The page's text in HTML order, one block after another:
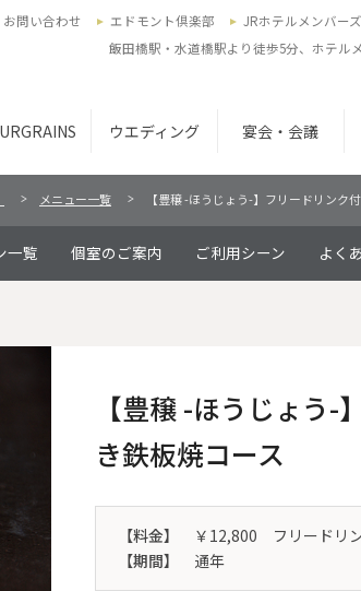
ウエディング 宴会・会議
お問い合わせ エドモント倶楽部 JRホテルメンバーズ
飯田橋駅・水道橋駅より徒歩5分、ホテル
メニュー一覧 【豊穣 -ほうじょう-】フリードリンク
一覧 個室のご案内 ご利用シーン よく
【豊穣 -ほうじょう-
き鉄板焼コース
【料金】
￥12,800 フリードリ
【期間】
通年